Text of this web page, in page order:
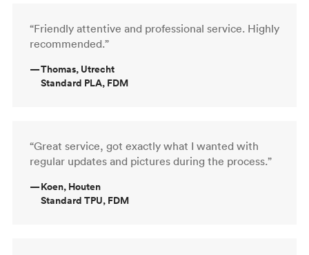
“Friendly attentive and professional service. Highly
recommended.”
—Thomas, Utrecht
Standard PLA, FDM
“Great service, got exactly what I wanted with
regular updates and pictures during the process.”
—Koen, Houten
Standard TPU, FDM